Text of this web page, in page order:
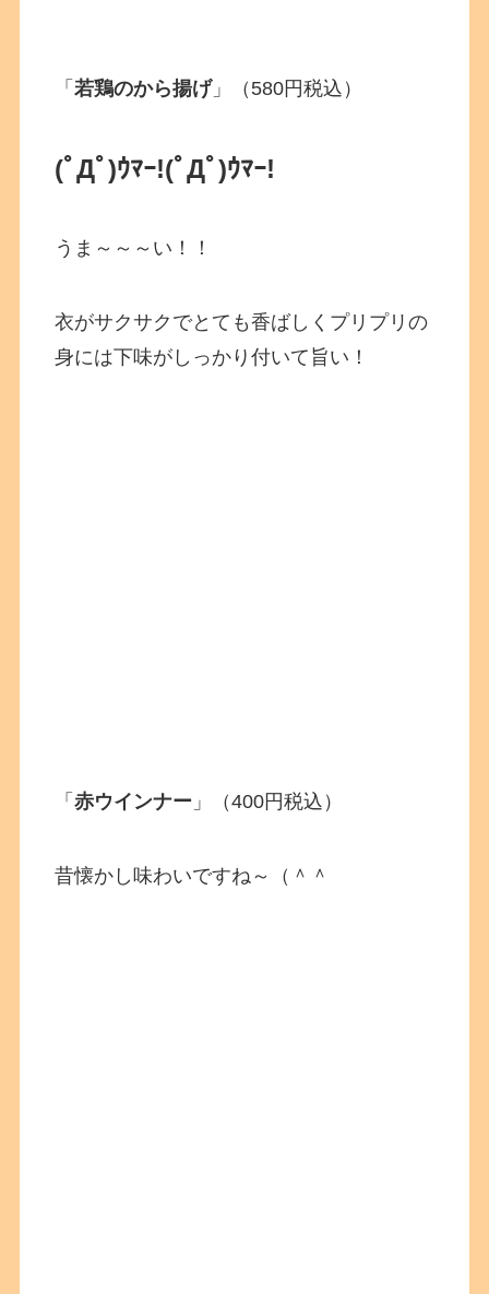
「若鶏のから揚げ」（580円税込）
(ﾟДﾟ)ｳﾏｰ!(ﾟДﾟ)ｳﾏｰ!
うま～～～い！！
衣がサクサクでとても香ばしくプリプリの
身には下味がしっかり付いて旨い！
「赤ウインナー 」（400円税込）
昔懐かし味わいですね～（＾＾